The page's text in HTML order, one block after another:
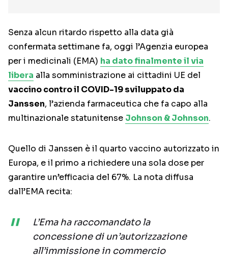
Senza alcun ritardo rispetto alla data già
confermata settimane fa, oggi l’Agenzia europea
per i medicinali (EMA) ha dato finalmente il via
libera alla somministrazione ai cittadini UE del
vaccino contro il COVID-19 sviluppato da
Janssen, l’azienda farmaceutica che fa capo alla
multinazionale statunitense Johnson & Johnson.
Quello di Janssen è il quarto vaccino autorizzato in
Europa, e il primo a richiedere una sola dose per
garantire un’efficacia del 67%. La nota diffusa
dall’EMA recita:
L’Ema ha raccomandato la
concessione di un’autorizzazione
all’immissione in commercio